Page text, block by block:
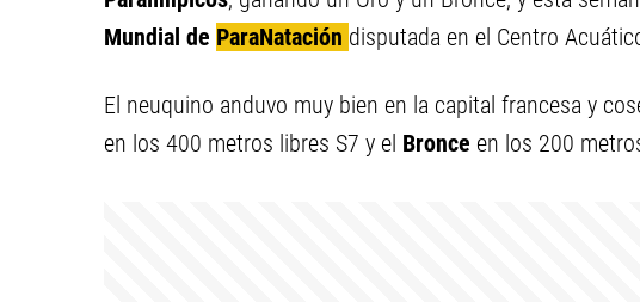
Mundial de ParaNatación disputada en el Centro
El neuquino anduvo muy bien en la capital francesa y
en los 400 metros libres S7 y el Bronce en los 200